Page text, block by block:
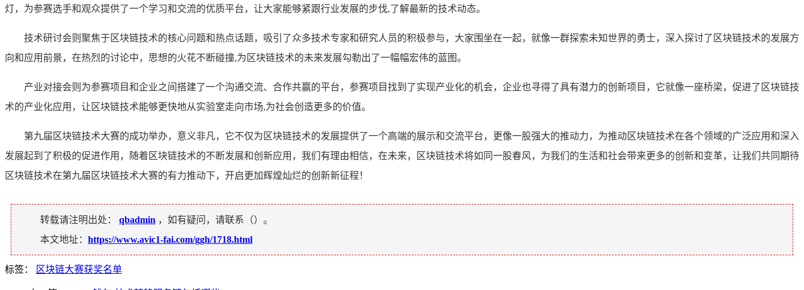
灯，为参赛选手和观众提供了一个学习和交流的优质平台，让大家能够紧跟行业发展的步伐,了解最新的技术动态。
技术研讨会则聚焦于区块链技术的核心问题和热点话题，吸引了众多技术专家和研究人员的积极参与，大家围坐在一起，就像一群探索未知世界的勇士，深入探讨了区块链技术的发展方
向和应用前景，在热烈的讨论中，思想的火花不断碰撞,为区块链技术的未来发展勾勒出了一幅幅宏伟的蓝图。
产业对接会则为参赛项目和企业之间搭建了一个沟通交流、合作共赢的平台，参赛项目找到了实现产业化的机会，企业也寻得了具有潜力的创新项目，它就像一座桥梁，促进了区块链技
术的产业化应用，让区块链技术能够更快地从实验室走向市场,为社会创造更多的价值。
第九届区块链技术大赛的成功举办，意义非凡，它不仅为区块链技术的发展提供了一个高端的展示和交流平台，更像一股强大的推动力，为推动区块链技术在各个领域的广泛应用和深入
发展起到了积极的促进作用，随着区块链技术的不断发展和创新应用，我们有理由相信，在未来，区块链技术将如同一股春风，为我们的生活和社会带来更多的创新和变革，让我们共同期待
区块链技术在第九届区块链技术大赛的有力推动下，开启更加辉煌灿烂的创新新征程！
转载请注明出处： qbadmin ，如有疑问，请联系（）。
本文地址： https://www.avic1-fai.com/ggh/1718.html
标签： 区块链大赛获奖名单